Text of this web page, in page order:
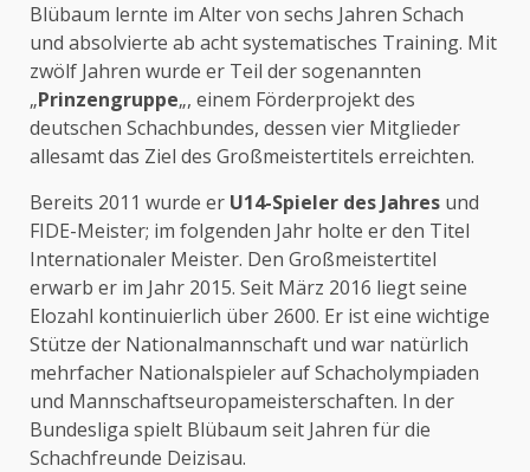
Blübaum lernte im Alter von sechs Jahren Schach
und absolvierte ab acht systematisches Training. Mit
zwölf Jahren wurde er Teil der sogenannten
„Prinzengruppe„, einem Förderprojekt des
deutschen Schachbundes, dessen vier Mitglieder
allesamt das Ziel des Großmeistertitels erreichten.
Bereits 2011 wurde er U14-Spieler des Jahres und
FIDE-Meister; im folgenden Jahr holte er den Titel
Internationaler Meister. Den Großmeistertitel
erwarb er im Jahr 2015. Seit März 2016 liegt seine
Elozahl kontinuierlich über 2600. Er ist eine wichtige
Stütze der Nationalmannschaft und war natürlich
mehrfacher Nationalspieler auf Schacholympiaden
und Mannschaftseuropameisterschaften. In der
Bundesliga spielt Blübaum seit Jahren für die
Schachfreunde Deizisau.